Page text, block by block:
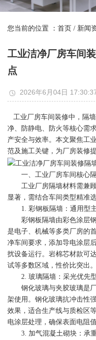
您当前的位置 ： 首页 / 新闻
工业洁净厂房车间
点
2026年6月04日
工业厂房车间装修中，隔
净、防静电、防火等核心需
产安全与效率。本文聚焦工
范及施工关键，为厂房装修
一、工业厂房车间核心隔
工业厂房隔墙材料需兼顾
显著，需结合车间类型精准选
1. 彩钢板隔墙：通用型
彩钢板隔墙由彩色涂层钢
是电子、机械等多类厂房的
净车间要求，添加导电涂层
扰设备运行。岩棉芯材款可
试等多数区域，性价比突出。
2. 玻璃隔墙：采光优先
钢化玻璃与夹胶玻璃是厂
架使用。钢化玻璃抗冲击性
效果，适合生产线与质检区
电涂层处理，确保表面电阻
3. 加气混凝土砌块：承